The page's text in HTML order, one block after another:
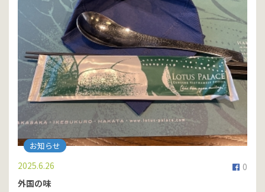
お知らせ
0
2025.6.26
外国の味